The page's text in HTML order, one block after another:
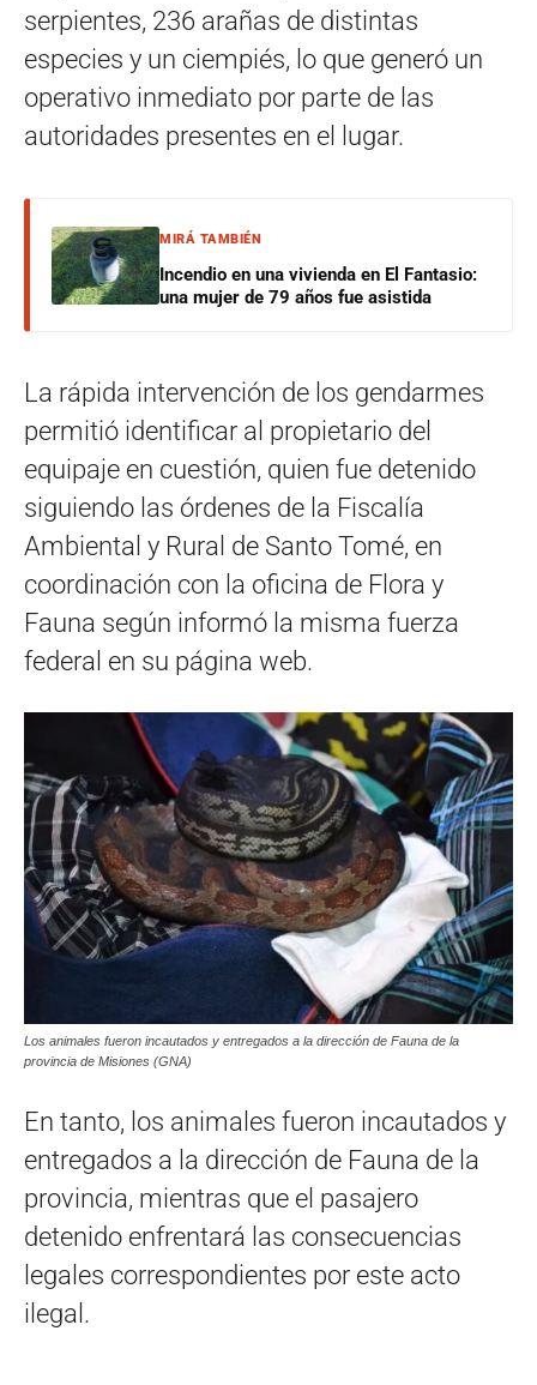
serpientes, 236 arañas de distintas
especies y un ciempiés, lo que generó un
operativo inmediato por parte de las
autoridades presentes en el lugar.
MIRÁ TAMBIÉN
Incendio en una vivienda en El Fantasio:
una mujer de 79 años fue asistida
La rápida intervención de los gendarmes
permitió identificar al propietario del
equipaje en cuestión, quien fue detenido
siguiendo las órdenes de la Fiscalía
Ambiental y Rural de Santo Tomé, en
coordinación con la oficina de Flora y
Fauna según informó la misma fuerza
federal en su página web.
Los animales fueron incautados y entregados a la dirección de Fauna de la
provincia de Misiones (GNA)
En tanto, los animales fueron incautados y
entregados a la dirección de Fauna de la
provincia, mientras que el pasajero
detenido enfrentará las consecuencias
legales correspondientes por este acto
ilegal.